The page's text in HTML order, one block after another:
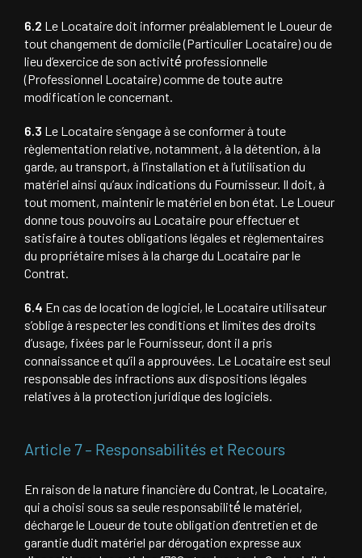
6.2 Le Locataire doit informer préalablement le Loueur de
tout changement de domicile (Particulier Locataire) ou de
lieu d’exercice de son activité́ professionnelle
(Professionnel Locataire) comme de toute autre
modification le concernant.
6.3 Le Locataire s’engage à se conformer à toute
règlementation relative, notamment, à la détention, à la
garde, au transport, à l’installation et à l’utilisation du
matériel ainsi qu’aux indications du Fournisseur. Il doit, à
tout moment, maintenir le matériel en bon état. Le Loueur
donne tous pouvoirs au Locataire pour effectuer et
satisfaire à toutes obligations légales et règlementaires
du propriétaire mises à la charge du Locataire par le
Contrat.
6.4 En cas de location de logiciel, le Locataire utilisateur
s’oblige à respecter les conditions et limites des droits
d’usage, fixées par le Fournisseur, dont il a pris
connaissance et qu’il a approuvées. Le Locataire est seul
responsable des infractions aux dispositions légales
relatives à la protection juridique des logiciels.
Article 7 – Responsabilités et Recours
En raison de la nature financière du Contrat, le Locataire,
qui a choisi sous sa seule responsabilité́ le matériel,
décharge le Loueur de toute obligation d’entretien et de
garantie dudit matériel par dérogation expresse aux